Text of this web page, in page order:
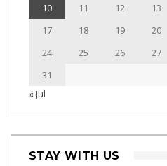
10
11 12 13
17
18 19 20
24
25 26 27
31
« Jul
STAY WITH US